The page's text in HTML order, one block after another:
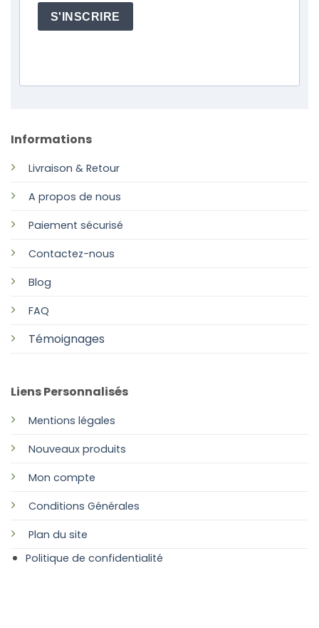
Informations
Livraison & Retour
A propos de nous
Paiement sécurisé
Contactez-nous
Blog
FAQ
Témoignages
Liens Personnalisés
Mentions légales
Nouveaux produits
Mon compte
Conditions Générales
Plan du site
Politique de confidentialité
S'INSCRIRE